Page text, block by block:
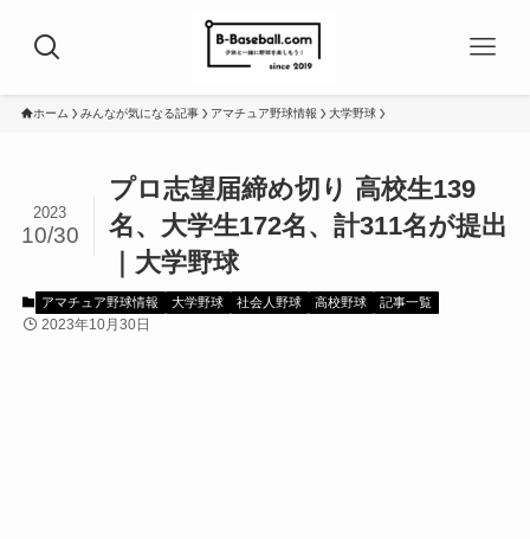
ホーム みんなが気になる記事 アマチュア野球情報 大学野球
プロ志望届締め切り 高校生139
名、大学生172名、計311名が提出
｜大学野球
2023
10/30
アマチュア野球情報 大学野球 社会人野球 高校野球 記事一覧
2023年10月30日